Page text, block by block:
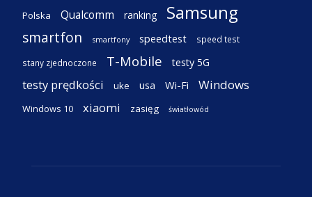
Polska Qualcomm ranking Samsung
smartfon smartfony speedtest speed test
stany zjednoczone T-Mobile testy 5G
testy prędkości uke usa Wi-Fi Windows
Windows 10 xiaomi zasięg światłowód